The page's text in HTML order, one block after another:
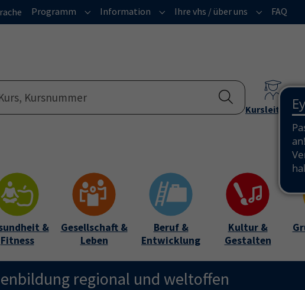
Programm Submenu for "Programm"
Information Submenu for "Information"
Ihre vhs / über uns Submenu
FAQ
Kursleitende
&
Fitness
Gesellschaft &
Leben
Beruf &
Entwicklung
Kultur &
Gestalten
regional und weltoffen